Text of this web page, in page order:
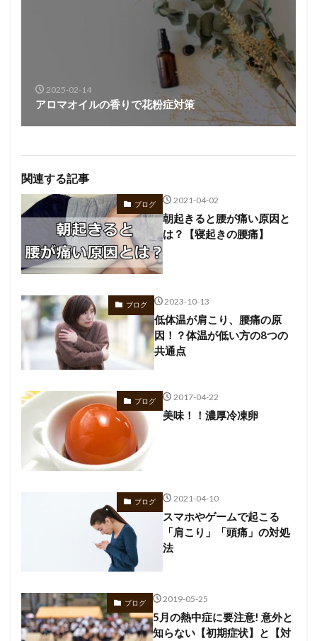
2025-02-14
アロマオイルの香りで花粉症対策
関連する記事
ブログ 2021-04-02
朝起きると腰が痛い原因と
は？【寝起きの腰痛】
ブログ 2023-10-13
低体温が肩こり、腰痛の原
因！？体温が低い方の8つの
共通点
ブログ 2017-04-22
美味！！濃厚冷凍卵
ブログ 2021-04-10
スマホやゲームで起こる
「肩こり」「頭痛」の対処
法
ブログ 2019-05-25
5月の熱中症に要注意! 意外と
知らない【初期症状】と【対